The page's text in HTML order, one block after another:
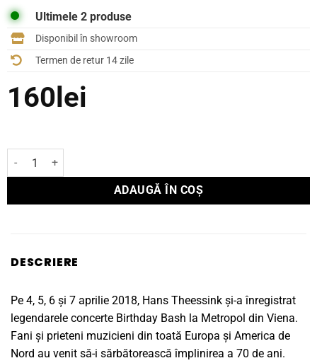
Ultimele 2 produse
Disponibil în showroom
Termen de retur 14 zile
160 lei
Cantitate Vinyl Hans Theessink 70 Birthday Bash
ADAUGĂ ÎN COȘ
DESCRIERE
Pe 4, 5, 6 și 7 aprilie 2018, Hans Theessink și-a înregistrat
legendarele concerte Birthday Bash la Metropol din Viena.
Fani și prieteni muzicieni din toată Europa și America de
Nord au venit să-i sărbătorească împlinirea a 70 de ani.